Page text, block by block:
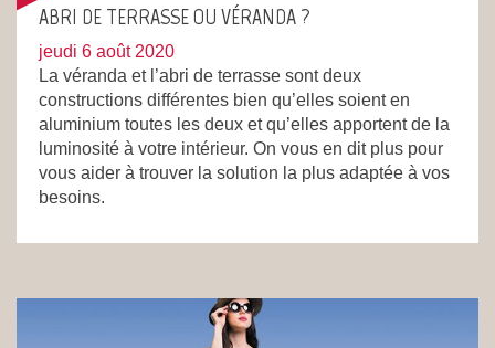
ABRI DE TERRASSE OU VÉRANDA ?
jeudi 6 août 2020
La véranda et l’abri de terrasse sont deux
constructions différentes bien qu’elles soient en
aluminium toutes les deux et qu’elles apportent de la
luminosité à votre intérieur. On vous en dit plus pour
vous aider à trouver la solution la plus adaptée à vos
besoins.